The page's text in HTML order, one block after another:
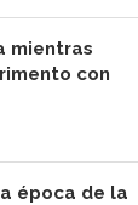
mientras
con
época de la